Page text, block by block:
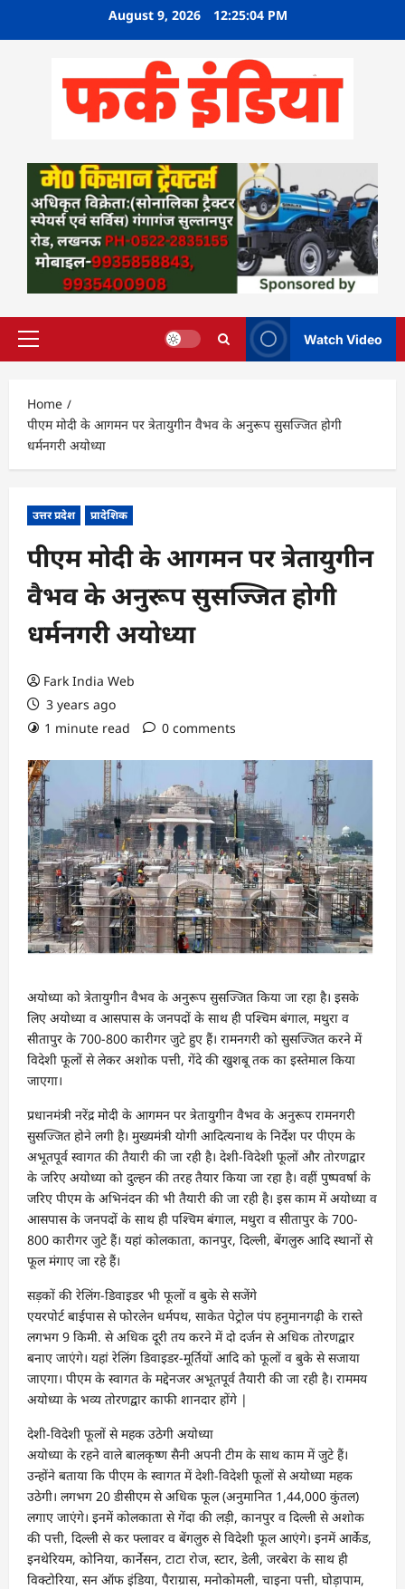
August 9, 2026 12:25:05 PM
Primary
Watch Video
Home
पीएम मोदी के आगमन पर त्रेतायुगीन वैभव के अनुरूप सुसज्जित होगी
धर्मनगरी अयोध्या
उत्तर प्रदेश प्रादेशिक
पीएम मोदी के आगमन पर त्रेतायुगीन
वैभव के अनुरूप सुसज्जित होगी
धर्मनगरी अयोध्या
Fark India Web
3 years ago
1 minute read
0 comments
अयोध्या को त्रेतायुगीन वैभव के अनुरूप सुसज्जित किया जा रहा है। इसके
लिए अयोध्या व आसपास के जनपदों के साथ ही पश्चिम बंगाल, मथुरा व
सीतापुर के 700-800 कारीगर जुटे हुए हैं। रामनगरी को सुसज्जित करने में
विदेशी फूलों से लेकर अशोक पत्ती, गेंदे की खुशबू तक का इस्तेमाल किया
जाएगा।
प्रधानमंत्री नरेंद्र मोदी के आगमन पर त्रेतायुगीन वैभव के अनुरूप रामनगरी
सुसज्जित होने लगी है। मुख्यमंत्री योगी आदित्यनाथ के निर्देश पर पीएम के
अभूतपूर्व स्वागत की तैयारी की जा रही है। देशी-विदेशी फूलों और तोरणद्वार
के जरिए अयोध्या को दुल्हन की तरह तैयार किया जा रहा है। वहीं पुष्पवर्षा के
जरिए पीएम के अभिनंदन की भी तैयारी की जा रही है। इस काम में अयोध्या व
आसपास के जनपदों के साथ ही पश्चिम बंगाल, मथुरा व सीतापुर के 700-
800 कारीगर जुटे हैं। यहां कोलकाता, कानपुर, दिल्ली, बेंगलुरु आदि स्थानों से
फूल मंगाए जा रहे हैं।
सड़कों की रेलिंग-डिवाइडर भी फूलों व बुके से सजेंगे
एयरपोर्ट बाईपास से फोरलेन धर्मपथ, साकेत पेट्रोल पंप हनुमानगढ़ी के रास्ते
लगभग 9 किमी. से अधिक दूरी तय करने में दो दर्जन से अधिक तोरणद्वार
बनाए जाएंगे। यहां रेलिंग डिवाइडर-मूर्तियों आदि को फूलों व बुके से सजाया
जाएगा। पीएम के स्वागत के मद्देनजर अभूतपूर्व तैयारी की जा रही है। राममय
अयोध्या के भव्य तोरणद्वार काफी शानदार होंगे |
देशी-विदेशी फूलों से महक उठेगी अयोध्या
अयोध्या के रहने वाले बालकृष्ण सैनी अपनी टीम के साथ काम में जुटे हैं।
उन्होंने बताया कि पीएम के स्वागत में देशी-विदेशी फूलों से अयोध्या महक
उठेगी। लगभग 20 डीसीएम से अधिक फूल (अनुमानित 1,44,000 कुंतल)
लगाए जाएंगे। इनमें कोलकाता से गेंदा की लड़ी, कानपुर व दिल्ली से अशोक
की पत्ती, दिल्ली से कर फ्लावर व बेंगलुरु से विदेशी फूल आएंगे। इनमें आर्केड,
इनथेरियम, कोनिया, कार्नेसन, टाटा रोज, स्टार, डेली, जरबेरा के साथ ही
विक्टोरिया, सन ऑफ इंडिया, पैराग्रास, मनोकोमली, चाइना पत्ती, घोड़ापाम,